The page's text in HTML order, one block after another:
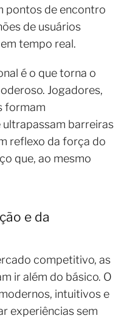
pontos de encontro
de usuários
tempo real.
é o que torna o
Jogadores,
formam
barreiras
reflexo da força do
que, ao mesmo
e da
competitivo, as
ir além do básico. O
intuitivos e
experiências sem